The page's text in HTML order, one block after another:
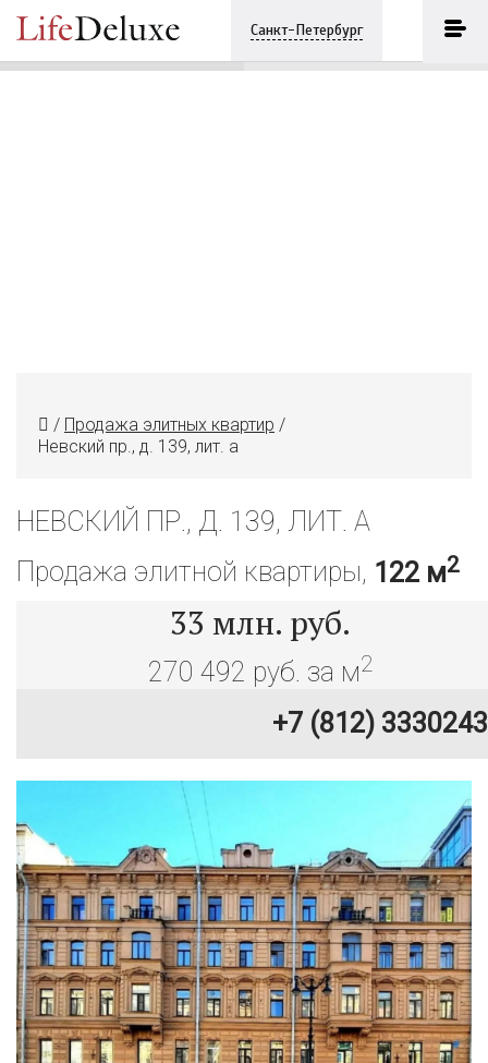
Санкт-Петербург
/ Продажа элитных квартир /
Невский пр., д. 139, лит. а
НЕВСКИЙ ПР., Д. 139, ЛИТ. А
Продажа элитной квартиры, 122 м2
33 млн. руб.
270 492 руб. за м2
+7 (812) 3330243
Невский пр., д. 139, лит. а
+7 (812) 3330243 ПОЗВОНИТЬ